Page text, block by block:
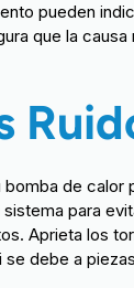
pueden
que la
de
para
Aprieta los
debe a